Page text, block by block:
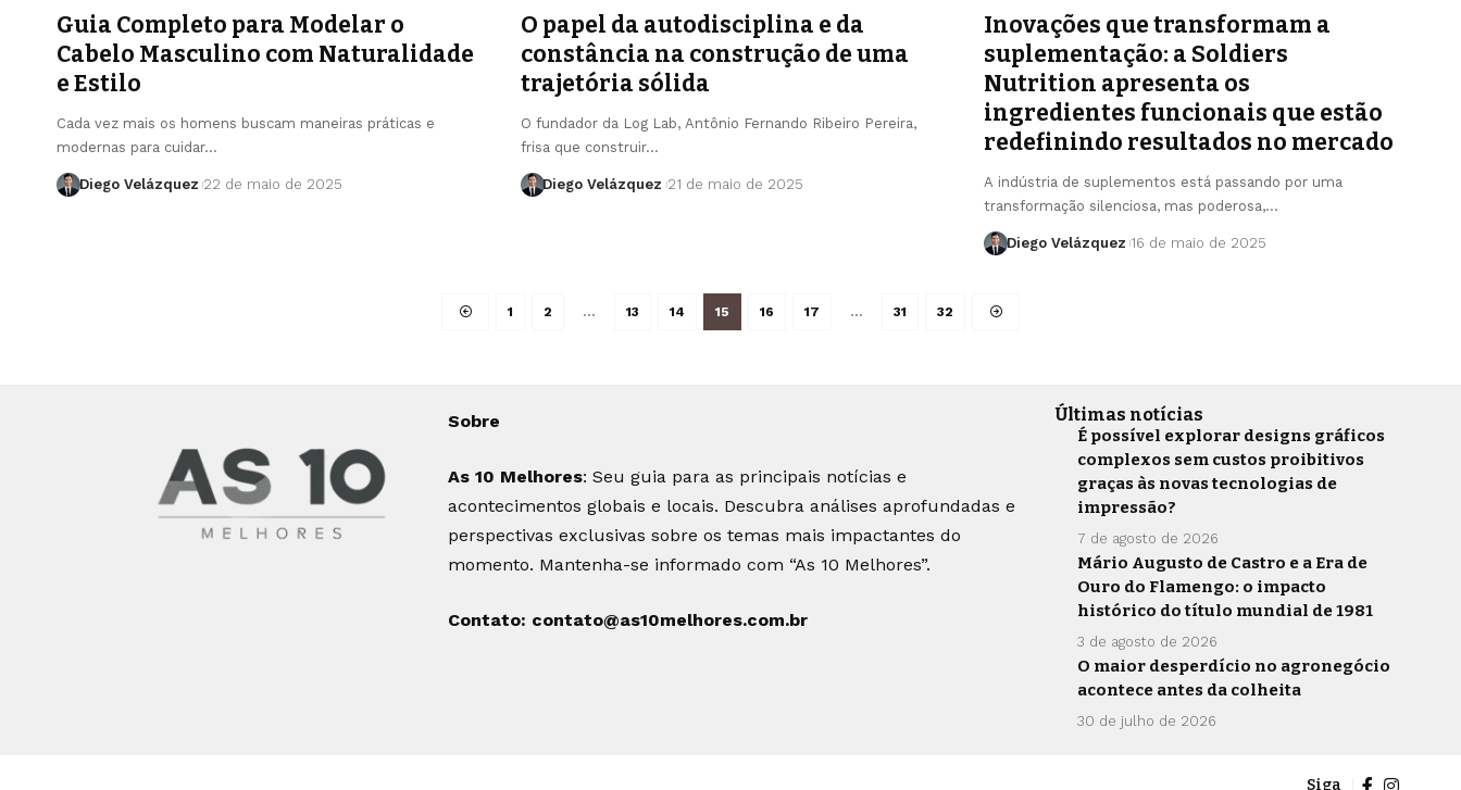
Guia Completo para Modelar o
Cabelo Masculino com Naturalidade
e Estilo
Cada vez mais os homens buscam maneiras práticas e
modernas para cuidar…
Diego Velázquez 22 de maio de 2025
O papel da autodisciplina e da
constância na construção de uma
trajetória sólida
O fundador da Log Lab, Antônio Fernando Ribeiro Pereira,
frisa que construir…
Diego Velázquez 21 de maio de 2025
Inovações que transformam a
suplementação: a Soldiers
Nutrition apresenta os
ingredientes funcionais que estão
redefinindo resultados no mercado
A indústria de suplementos está passando por uma
transformação silenciosa, mas poderosa,…
Diego Velázquez 16 de maio de 2025
1 2 … 13 14 15 16 17 … 31 32
Sobre
As 10 Melhores: Seu guia para as principais notícias e
acontecimentos globais e locais. Descubra análises aprofundadas e
perspectivas exclusivas sobre os temas mais impactantes do
momento. Mantenha-se informado com “As 10 Melhores”.
Contato: contato@as10melhores.com.br
Últimas notícias
É possível explorar designs gráficos
complexos sem custos proibitivos
graças às novas tecnologias de
impressão?
7 de agosto de 2026
Mário Augusto de Castro e a Era de
Ouro do Flamengo: o impacto
histórico do título mundial de 1981
3 de agosto de 2026
O maior desperdício no agronegócio
acontece antes da colheita
30 de julho de 2026
Siga